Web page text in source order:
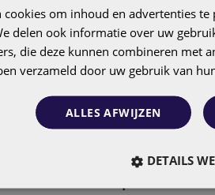
cookies om inhoud en advertenties
delen ook informatie over uw
die deze kunnen combineren met
verzameld door uw gebruik van
ALLES AFWIJZEN
DETAILS